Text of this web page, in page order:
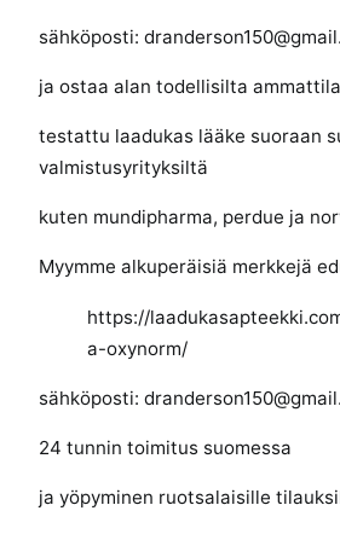
sähköposti:
ja ostaa alan todellisilta
testattu laadukas lääke suoraan
valmistusyrityksiltä
kuten mundipharma, perdue ja
Myymme alkuperäisiä merkkejä
https://
a-oxynorm/
sähköposti:
24 tunnin toimitus suomessa
ja yöpyminen ruotsalaisille